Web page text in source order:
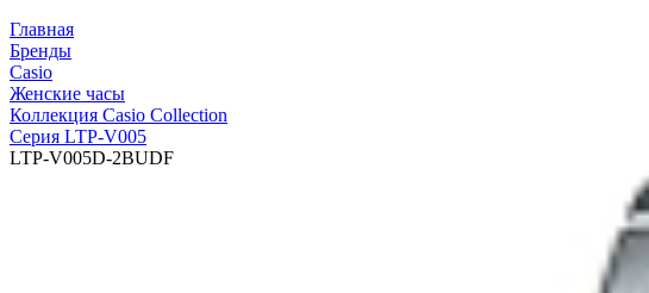
Главная
Бренды
Casio
Женские часы
Коллекция Casio Collection
Серия LTP-V005
LTP-V005D-2BUDF